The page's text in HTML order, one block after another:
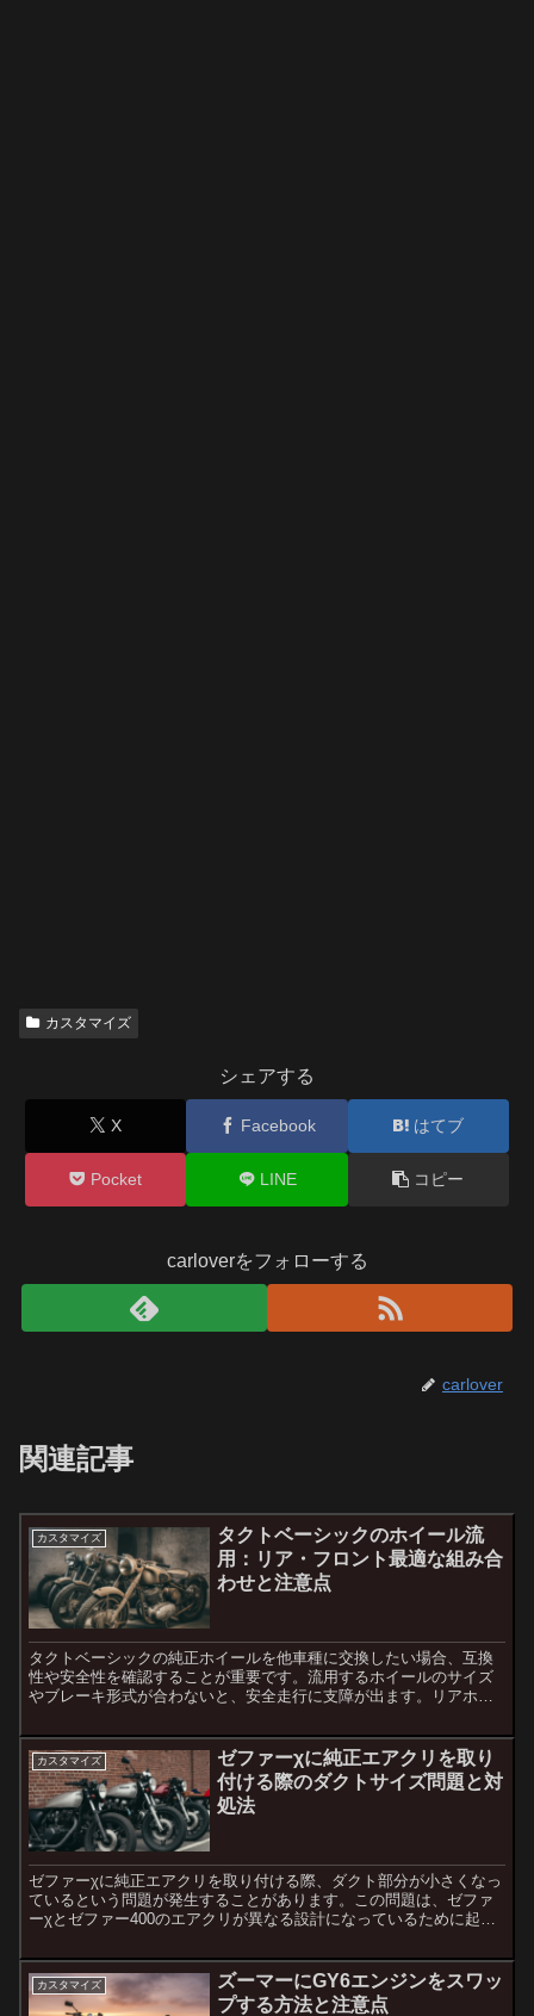
カスタマイズ
シェアする
X Facebook はてブ
Pocket LINE コピー
carloverをフォローする
carlover
関連記事
カスタマイズ
タクトベーシックのホイール流
用：リア・フロント最適な組み合
わせと注意点
タクトベーシックの純正ホイールを他車種に交換したい場合、互換
性や安全性を確認することが重要です。流用するホイールのサイズ
やブレーキ形式が合わないと、安全走行に支障が出ます。リアホイ
で...
カスタマイズ
ゼファーχに純正エアクリを取り
付ける際のダクトサイズ問題と対
処法
ゼファーχに純正エアクリを取り付ける際、ダクト部分が小さくなっ
ているという問題が発生することがあります。この問題は、ゼファ
ーχとゼファー400のエアクリが異なる設計になっているために起こ
カスタマイズ
ズーマーにGY6エンジンをスワッ
プする方法と注意点